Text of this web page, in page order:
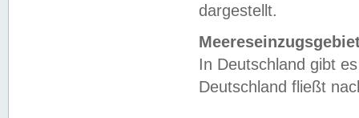
dargestellt.
In Deutschland gibt
Deutschland fließt